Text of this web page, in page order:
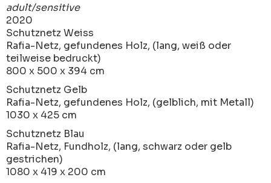
adult/sensitive
2020
Schutznetz Weiss
Rafia-Netz, gefundenes Holz, (lang, weiß oder
teilweise bedruckt)
800 x 500 x 394 cm
Schutznetz Gelb
Rafia-Netz, gefundenes Holz, (gelblich, mit Metall)
1030 x 425 cm
Schutznetz Blau
Rafia-Netz, Fundholz, (lang, schwarz oder gelb
gestrichen)
1080 x 419 x 200 cm